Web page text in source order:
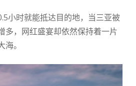
小时就能抵达目的地，当三亚被
多，网红盛宴却依然保持着一片
。